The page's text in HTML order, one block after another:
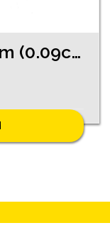
Gredzens ar dimantiem (0.09ct) 2740-4561